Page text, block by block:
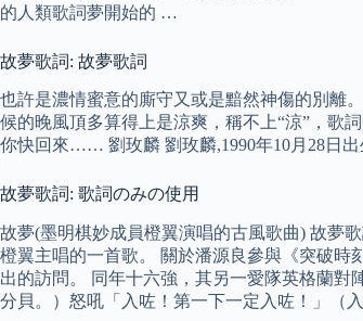
的人類歌詞夢開始的 …
故夢歌詞: 故夢歌詞
也許是濃情蜜意的廝守又或是黯然神傷的別離
候的晚風頂多算得上是涼爽，稱不上“涼”，歌
你快回來…… 劉玫麟 劉玫麟,1990年10月28日
故夢歌詞: 歌詞のみの使用
故夢(墨明棋妙成員橙翼演唱的古風歌曲) 故夢
橙翼主唱的一首歌。 關於潘源良參與《突破時
出的訪問。 同年十六強，其另一愛隊英格蘭對
分貝。）怒吼「入咗！第一下一定入咗！」（